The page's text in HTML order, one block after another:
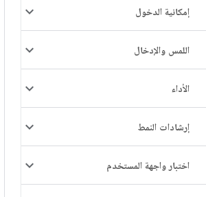
إمكانية الدخول
اللمس والإدخال
الأداء
إرشادات النمط
اختبار واجهة المستخدم